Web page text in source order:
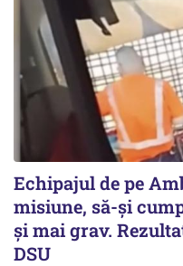
Echipajul de pe
misiune, să-și
și mai grav.
DSU